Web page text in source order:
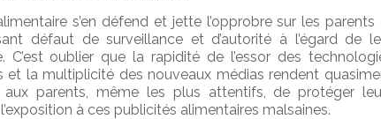
s’en défend et jette l’opprobre sur les parents
défaut de surveillance et d’autorité à l’égard de
C’est oublier que la rapidité de l’essor des
et la multiplicité des nouveaux médias rendent
aux parents, même les plus attentifs, de protéger
à ces publicités alimentaires malsaines.